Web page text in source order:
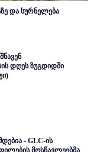
და სურნელება
დღეს ზუგდიდში
- GLC-ის
მოსწავლეებმა